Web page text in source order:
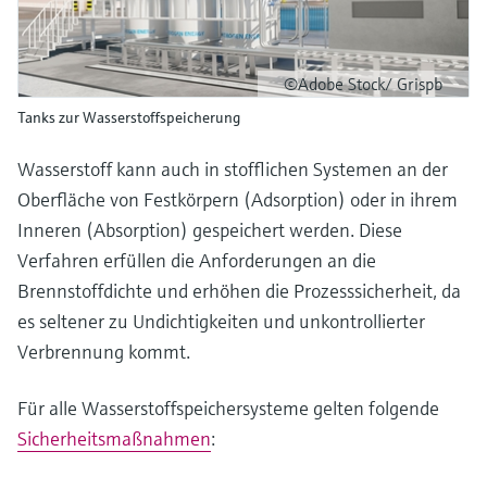
©Adobe Stock/ Grispb
Tanks zur Wasserstoffspeicherung
Wasserstoff kann auch in stofflichen Systemen an der
Oberfläche von Festkörpern (Adsorption) oder in ihrem
Inneren (Absorption) gespeichert werden. Diese
Verfahren erfüllen die Anforderungen an die
Brennstoffdichte und erhöhen die Prozesssicherheit, da
es seltener zu Undichtigkeiten und unkontrollierter
Verbrennung kommt.
Für alle Wasserstoffspeichersysteme gelten folgende
Sicherheitsmaßnahmen: